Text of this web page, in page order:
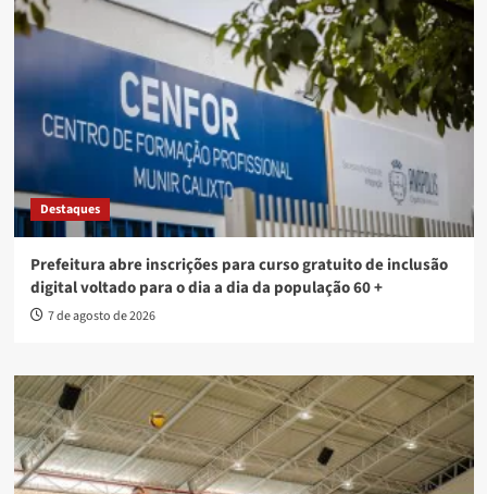
Destaques
Prefeitura abre inscrições para curso gratuito de inclusão
digital voltado para o dia a dia da população 60 +
7 de agosto de 2026